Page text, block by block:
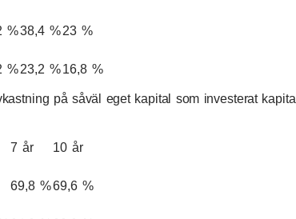
%38,4 %23 %
%23,2 %16,8 %
på såväl eget kapital som investerat kapital
7 år 10 år
69,8 %69,6 %